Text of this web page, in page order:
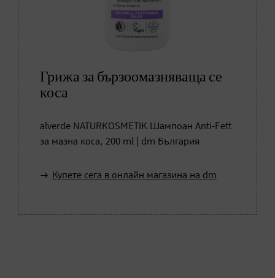
Грижа за бързоомазняваща се
коса
alverde NATURKOSMETIK Шампоан Anti-Fett
за мазна коса, 200 ml | dm България
Купете сега в онлайн магазина на dm